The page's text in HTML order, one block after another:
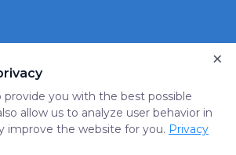
Trust
Do not sell or share my
provide you with the best possible
allow us to analyze user behavior in
improve the website for you. Privacy
×